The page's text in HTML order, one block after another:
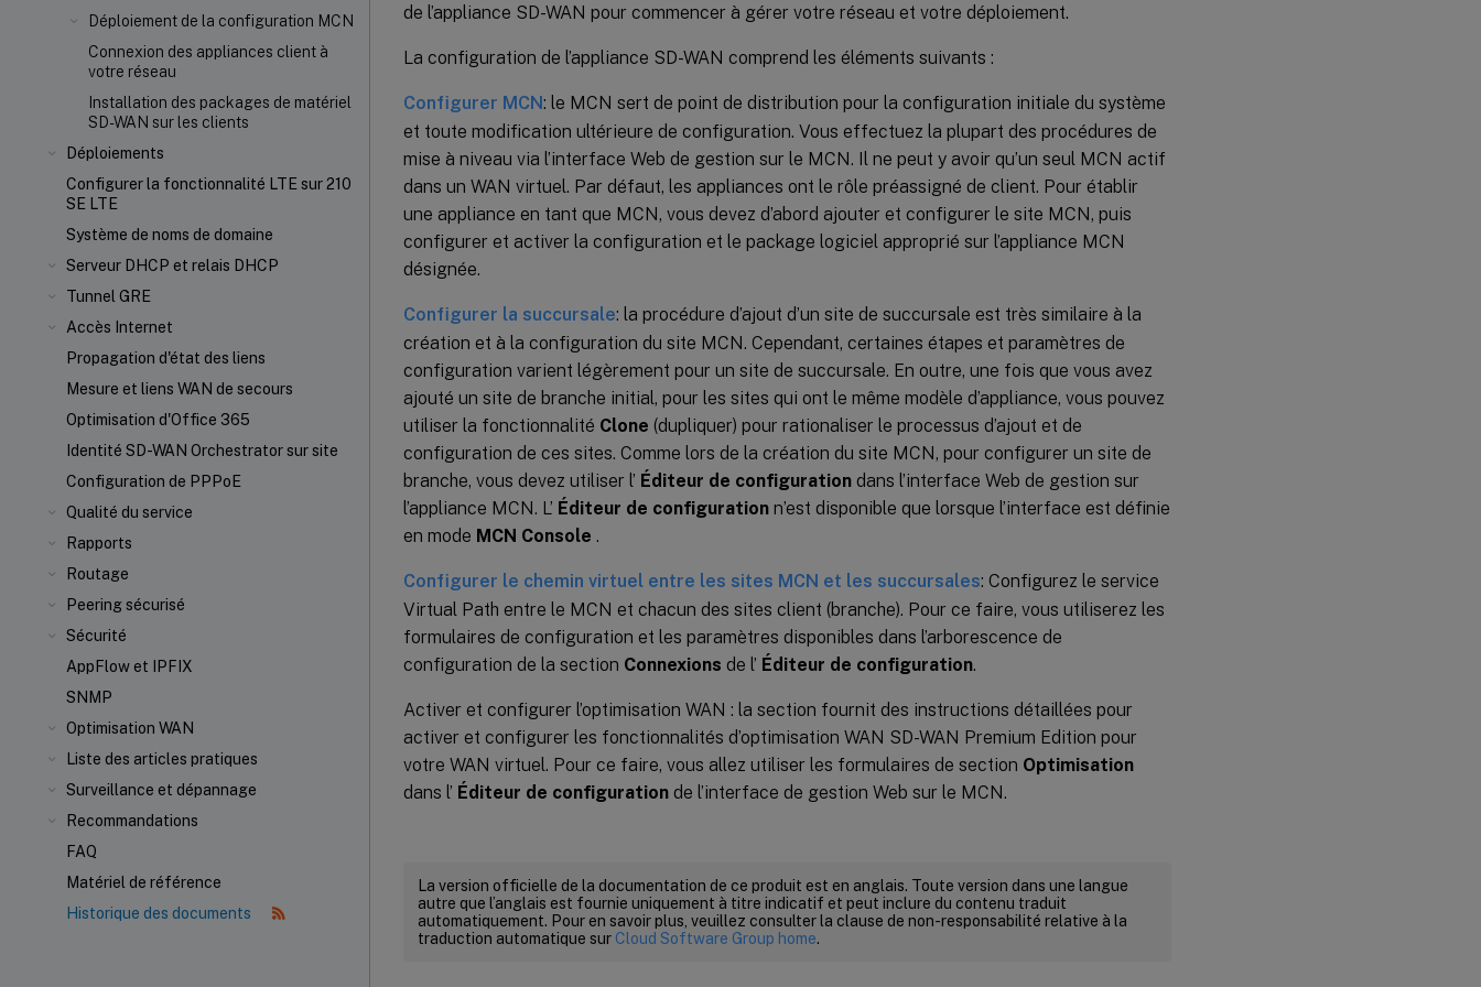
Déploiement de la configuration MCN
Connexion des appliances client à
votre réseau
Installation des packages de matériel
SD-WAN sur les clients
Déploiements
Configurer la fonctionnalité LTE sur 210
SE LTE
Système de noms de domaine
Serveur DHCP et relais DHCP
Tunnel GRE
Accès Internet
Propagation d'état des liens
Mesure et liens WAN de secours
Optimisation d'Office 365
Identité SD-WAN Orchestrator sur site
Configuration de PPPoE
Qualité du service
Rapports
Routage
Peering sécurisé
Sécurité
AppFlow et IPFIX
SNMP
Optimisation WAN
Liste des articles pratiques
Surveillance et dépannage
Recommandations
FAQ
Matériel de référence
Historique des documents
de l’appliance SD-WAN pour commencer à gérer votre réseau et votre déploiement.
La configuration de l’appliance SD-WAN comprend les éléments suivants :
Configurer MCN: le MCN sert de point de distribution pour la configuration initiale du système
et toute modification ultérieure de configuration. Vous effectuez la plupart des procédures de
mise à niveau via l’interface Web de gestion sur le MCN. Il ne peut y avoir qu’un seul MCN actif
dans un WAN virtuel. Par défaut, les appliances ont le rôle préassigné de client. Pour établir
une appliance en tant que MCN, vous devez d’abord ajouter et configurer le site MCN, puis
configurer et activer la configuration et le package logiciel approprié sur l’appliance MCN
désignée.
Configurer la succursale: la procédure d’ajout d’un site de succursale est très similaire à la
création et à la configuration du site MCN. Cependant, certaines étapes et paramètres de
configuration varient légèrement pour un site de succursale. En outre, une fois que vous avez
ajouté un site de branche initial, pour les sites qui ont le même modèle d’appliance, vous pouvez
utiliser la fonctionnalité Clone (dupliquer) pour rationaliser le processus d’ajout et de
configuration de ces sites. Comme lors de la création du site MCN, pour configurer un site de
branche, vous devez utiliser l’ Éditeur de configuration dans l’interface Web de gestion sur
l’appliance MCN. L’ Éditeur de configuration n’est disponible que lorsque l’interface est définie
en mode MCN Console .
Configurer le chemin virtuel entre les sites MCN et les succursales: Configurez le service
Virtual Path entre le MCN et chacun des sites client (branche). Pour ce faire, vous utiliserez les
formulaires de configuration et les paramètres disponibles dans l’arborescence de
configuration de la section Connexions de l’ Éditeur de configuration.
Activer et configurer l’optimisation WAN : la section fournit des instructions détaillées pour
activer et configurer les fonctionnalités d’optimisation WAN SD-WAN Premium Edition pour
votre WAN virtuel. Pour ce faire, vous allez utiliser les formulaires de section Optimisation
dans l’ Éditeur de configuration de l’interface de gestion Web sur le MCN.
La version officielle de la documentation de ce produit est en anglais. Toute version dans une langue
autre que l’anglais est fournie uniquement à titre indicatif et peut inclure du contenu traduit
automatiquement. Pour en savoir plus, veuillez consulter la clause de non-responsabilité relative à la
traduction automatique sur Cloud Software Group home.